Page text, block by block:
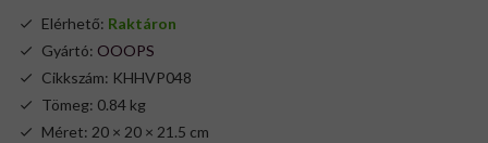
Elérhető: Raktáron
Gyártó: OOOPS
Cikkszám: KHHVP048
Tömeg: 0.84 kg
Méret: 20 × 20 × 21.5 cm